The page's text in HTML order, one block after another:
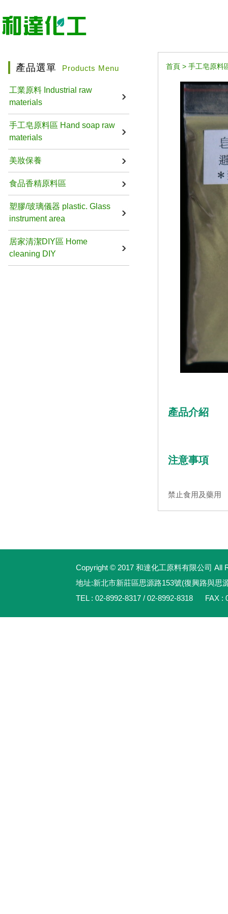
產品選單 Products Menu
工業原料 Industrial raw
materials
手工皂原料區 Hand soap raw
materials
美妝保養
食品香精原料區
塑膠/玻璃儀器 plastic. Glass
instrument area
居家清潔DIY區 Home
cleaning DIY
首頁 > 手工皂原料
產品介紹
注意事項
禁止食用及藥用
Copyright © 2017 和達化工原料有限公司 All
地址:新北市新莊區思源路153號(復興路與思
TEL : 02-8992-8317 / 02-8992-8318 FAX :